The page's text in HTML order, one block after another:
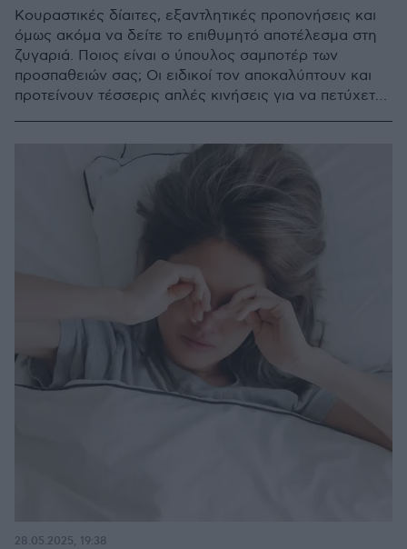
Κουραστικές δίαιτες, εξαντλητικές προπονήσεις και
όμως ακόμα να δείτε το επιθυμητό αποτέλεσμα στη
ζυγαριά. Ποιος είναι ο ύπουλος σαμποτέρ των
προσπαθειών σας; Οι ειδικοί τον αποκαλύπτουν και
προτείνουν τέσσερις απλές κινήσεις για να πετύχετε
28.05.2025, 19:38